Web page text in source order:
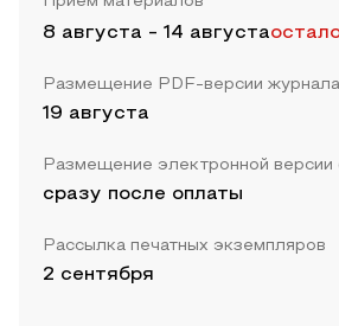
8 августа - 14 августа
Размещение PDF-версии журнала
19 августа
Размещение электронной версии
сразу после оплаты
Рассылка печатных экземпляров
2 сентября